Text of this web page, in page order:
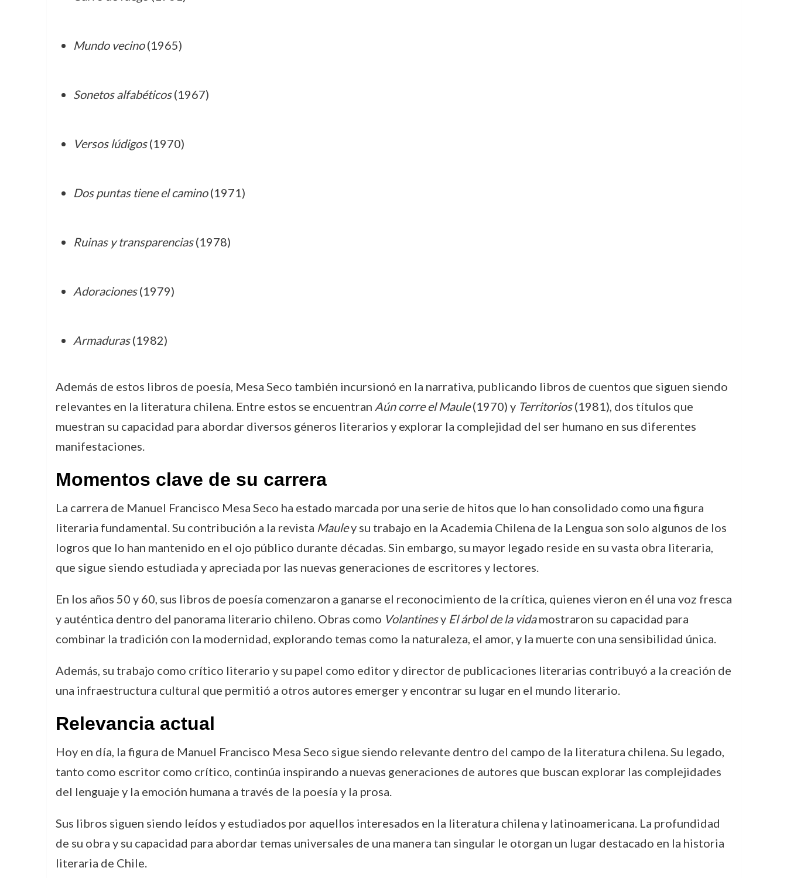
Mundo vecino(1965)
Sonetos alfabéticos(1967)
Versos lúdigos(1970)
Dos puntas tiene el camino(1971)
Ruinas y transparencias(1978)
Adoraciones(1979)
Armaduras(1982)
Además de estos libros de poesía, Mesa Seco también incursionó en la narrativa, publicando libros de cuentos que siguen siendo
relevantes en la literatura chilena. Entre estos se encuentran Aún corre el Maule(1970) y Territorios(1981), dos títulos que
muestran su capacidad para abordar diversos géneros literarios y explorar la complejidad del ser humano en sus diferentes
manifestaciones.
Momentos clave de su carrera
La carrera de Manuel Francisco Mesa Seco ha estado marcada por una serie de hitos que lo han consolidado como una figura
literaria fundamental. Su contribución a la revista Mauley su trabajo en la Academia Chilena de la Lengua son solo algunos de los
logros que lo han mantenido en el ojo público durante décadas. Sin embargo, su mayor legado reside en su vasta obra literaria,
que sigue siendo estudiada y apreciada por las nuevas generaciones de escritores y lectores.
En los años 50 y 60, sus libros de poesía comenzaron a ganarse el reconocimiento de la crítica, quienes vieron en él una voz fresca
y auténtica dentro del panorama literario chileno. Obras como Volantinesy El árbol de la vidamostraron su capacidad para
combinar la tradición con la modernidad, explorando temas como la naturaleza, el amor, y la muerte con una sensibilidad única.
Además, su trabajo como crítico literario y su papel como editor y director de publicaciones literarias contribuyó a la creación de
una infraestructura cultural que permitió a otros autores emerger y encontrar su lugar en el mundo literario.
Relevancia actual
Hoy en día, la figura de Manuel Francisco Mesa Seco sigue siendo relevante dentro del campo de la literatura chilena. Su legado,
tanto como escritor como crítico, continúa inspirando a nuevas generaciones de autores que buscan explorar las complejidades
del lenguaje y la emoción humana a través de la poesía y la prosa.
Sus libros siguen siendo leídos y estudiados por aquellos interesados en la literatura chilena y latinoamericana. La profundidad
de su obra y su capacidad para abordar temas universales de una manera tan singular le otorgan un lugar destacado en la historia
literaria de Chile.